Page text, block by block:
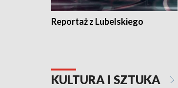
Reportaż z Lubelskiego
KULTURA I SZTUKA